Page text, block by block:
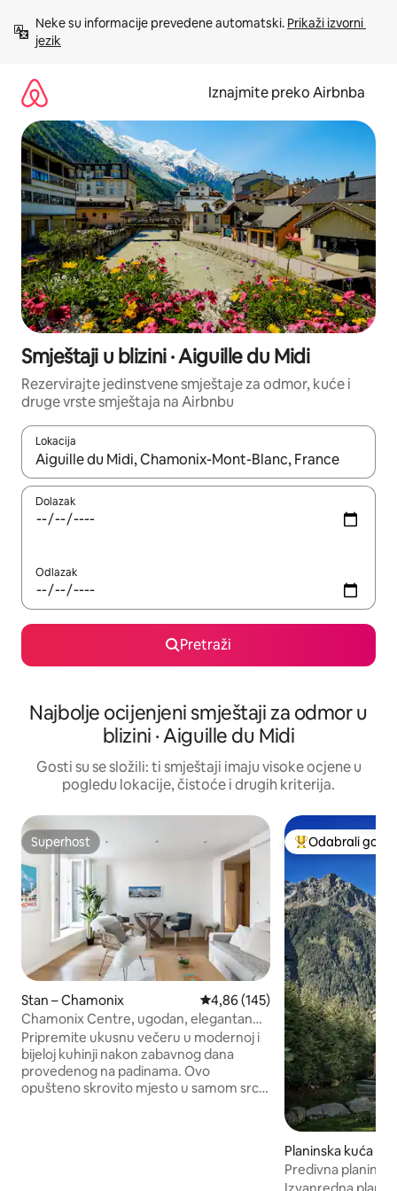
sadržaj
Neke su informacije prevedene automatski. Prikaži izvorni
jezik
Iznajmite preko Airbnba
Smještaji u blizini · Aiguille du Midi
Rezervirajte jedinstvene smještaje za odmor, kuće i
druge vrste smještaja na Airbnbu
Lokacija
Kada budu dostupni rezultati, moći ćete ih pregledati
Dolazak
Odlazak
Pretraži
Najbolje ocijenjeni smještaji za odmor u
blizini · Aiguille du Midi
Gosti su se složili: ti smještaji imaju visoke ocjene u
pogledu lokacije, čistoće i drugih kriterija.
Superhost
Superhost
Stan – Chamonix Prosječna ocjena: 4,86/5,
4,86 (145)
Chamonix Centre, ugodan, elegantan
stan
Pripremite ukusnu večeru u modernoj i
bijeloj kuhinji nakon zabavnog dana
provedenog na padinama. Ovo
opušteno skrovito mjesto u samom srcu
Među najviše
Odabrali gosti
Planinska kuća –
Predivna
sauna, u blizini